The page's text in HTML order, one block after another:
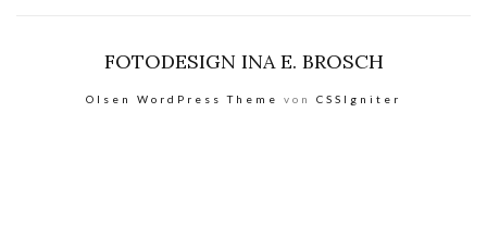
FOTODESIGN INA E. BROSCH
Olsen WordPress Theme von CSSIgniter